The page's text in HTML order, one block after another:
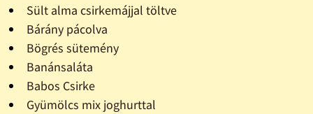
Sült alma csirkemájjal töltve
Bárány pácolva
Bögrés sütemény
Banánsaláta
Babos Csirke
Gyümölcs mix joghurttal